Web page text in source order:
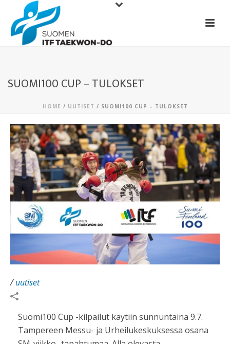
SUOMI100 CUP – TULOKSET
HOME / UUTISET / SUOMI100 CUP – TULOKSET
/uutiset
Suomi100 Cup -kilpailut käytiin sunnuntaina 9.7.
Tampereen Messu- ja Urheilukeskuksessa osana